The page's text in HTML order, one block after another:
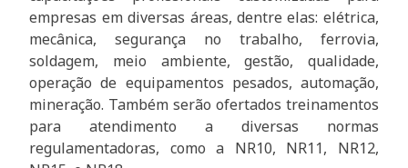
empresas em diversas áreas, dentre elas: elétrica,
mecânica, segurança no trabalho, ferrovia,
soldagem, meio ambiente, gestão, qualidade,
operação de equipamentos pesados, automação,
mineração. Também serão ofertados treinamentos
para atendimento a diversas normas
regulamentadoras, como a NR10, NR11, NR12,